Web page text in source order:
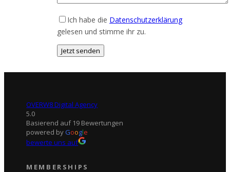
Ich habe die Datenschutzerklärung
gelesen und stimme ihr zu.
OVERW8 Digital Agency
5.0
Basierend auf 19 Bewertungen
powered byGoogle
bewerte uns auf
MEMBERSHIPS